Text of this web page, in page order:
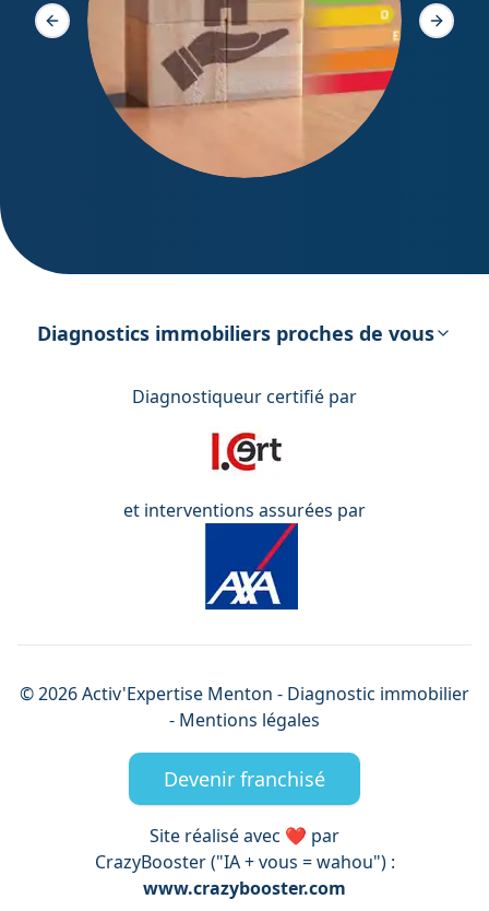
énergétique
Slide précédente Slide
Diagnostics immobiliers proches de vous
Diagnostiqueur certifié par
et interventions assurées par
©2026Activ'Expertise Menton - Diagnostic immobilier
- Mentions légales
Devenir franchisé
Site réalisé avec ❤️ par
CrazyBooster ("IA + vous = wahou") :
www.crazybooster.com